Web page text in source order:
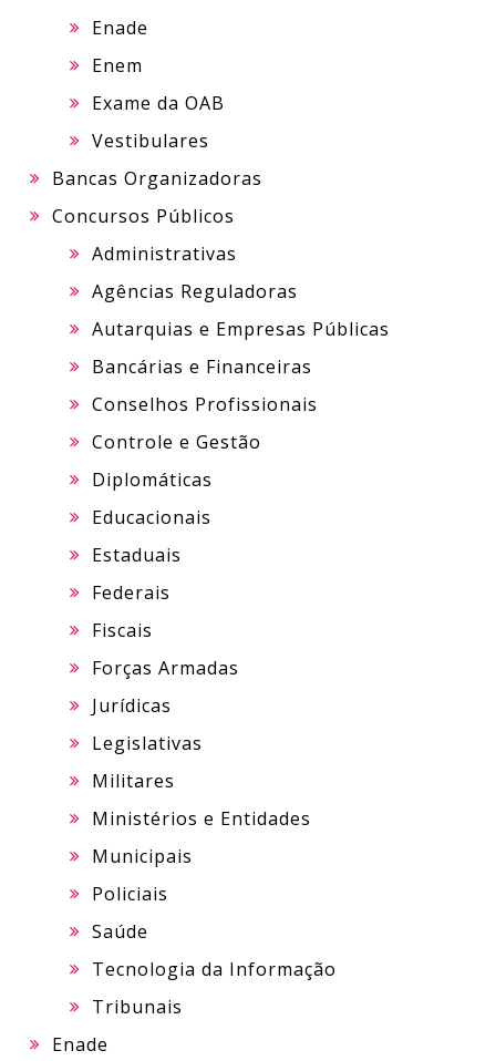
Enade
Enem
Exame da OAB
Vestibulares
Bancas Organizadoras
Concursos Públicos
Administrativas
Agências Reguladoras
Autarquias e Empresas Públicas
Bancárias e Financeiras
Conselhos Profissionais
Controle e Gestão
Diplomáticas
Educacionais
Estaduais
Federais
Fiscais
Forças Armadas
Jurídicas
Legislativas
Militares
Ministérios e Entidades
Municipais
Policiais
Saúde
Tecnologia da Informação
Tribunais
Enade